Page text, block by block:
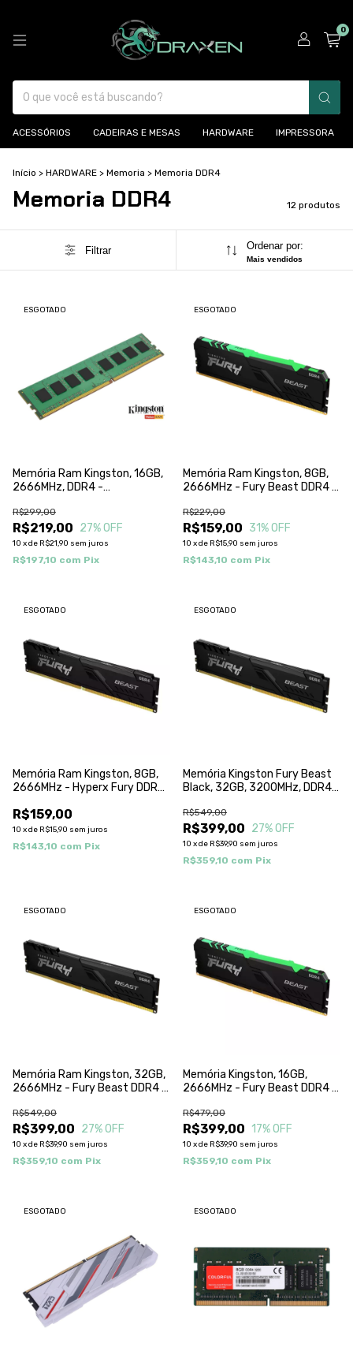
0
ACESSÓRIOS CADEIRAS E MESAS HARDWARE IMPRESSORA
Início > HARDWARE > Memoria > Memoria DDR4
Memoria DDR4 12 produtos
Filtrar Ordenar por:
Mais vendidos
ESGOTADO
Memória Ram Kingston, 16GB,
2666MHz, DDR4 -
R$219,00
R$299,00
27% OFF
10 xde R$21,90 sem juros
R$197,10 com Pix
ESGOTADO
Memória Ram Kingston, 8GB,
2666MHz - Fury Beast DDR4 -
R$159,00
R$229,00
31% OFF
10 xde R$15,90 sem juros
R$143,10 com Pix
ESGOTADO
Memória Ram Kingston, 8GB,
2666MHz - Hyperx Fury DDR4
R$159,00
10 xde R$15,90 sem juros
R$143,10 com Pix
ESGOTADO
Memória Kingston Fury Beast
Black, 32GB, 3200MHz, DDR4 -
R$399,00
R$549,00
27% OFF
10 xde R$39,90 sem juros
R$359,10 com Pix
ESGOTADO
Memória Ram Kingston, 32GB,
2666MHz - Fury Beast DDR4 -
R$399,00
R$549,00
27% OFF
10 xde R$39,90 sem juros
R$359,10 com Pix
ESGOTADO
Memória Kingston, 16GB,
2666MHz - Fury Beast DDR4 -
R$399,00
R$479,00
17% OFF
10 xde R$39,90 sem juros
R$359,10 com Pix
ESGOTADO ESGOTADO